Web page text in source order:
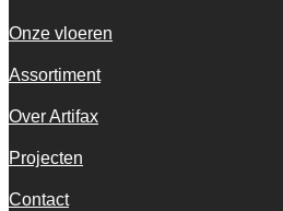
Onze vloeren
Assortiment
Over Artifax
Projecten
Contact